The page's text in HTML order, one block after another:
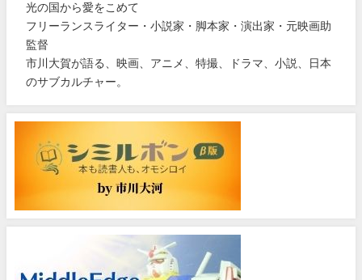
光の国から愛をこめて
フリーランスライター・小説家・脚本家・演出家・元映画助
監督
市川大賀が語る、映画、アニメ、特撮、ドラマ、小説、日本
のサブカルチャー。